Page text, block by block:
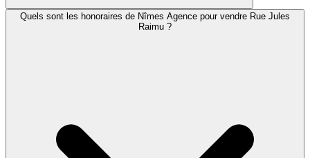
Quels sont les honoraires de Nîmes Agence pour vendre Rue Jules
Raimu ?